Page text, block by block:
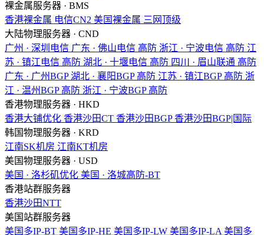
裸金属服务器 · BMS
香港裸金属 电信CN2 美国裸金属 三网顶级
大陆物理服务器 · CND
广州 · 深圳电信 广东 · 佛山电信 高防 浙江 · 宁波电信 高防 江
苏 · 镇江电信 高防 湖北 · 十堰电信 高防 四川 · 眉山联通 高防
广东 · 广州BGP 湖北 · 襄阳BGP 高防 江苏 · 镇江BGP 高防 浙
江 · 温州BGP 高防 浙江 · 宁波BGP 高防
香港物理服务器 · HKD
香港大铺优化 香港沙田CT 香港沙田BGP 香港沙田BGP|国际
韩国物理服务器 · KRD
江南SK机房 江南KT机房
美国物理服务器 · USD
美国 · 洛杉矶优化 美国 · 洛城高防-BT
香港站群服务器
香港沙田NTT
美国站群服务器
美国多IP-BT 美国多IP-HE 美国多IP-LW 美国多IP-LA 美国多